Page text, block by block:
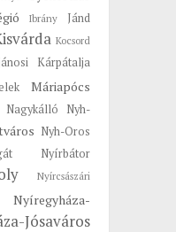
Ibrány Jánd
Kocsord
Kárpátalja
Máriapócs
Nagykálló
Nyh-
Nyh-Oros
Nyírbátor
Nyírcsászári
Nyíregyháza-
Jósaváros